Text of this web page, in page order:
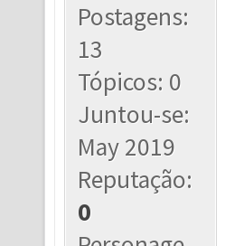
Postagens:
13
Tópicos: 0
Juntou-se:
May 2019
Reputação:
0